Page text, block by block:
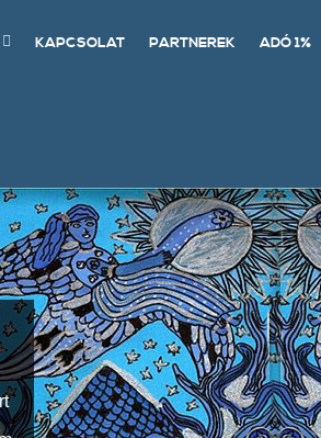
KAPCSOLAT PARTNEREK ADÓ 1%